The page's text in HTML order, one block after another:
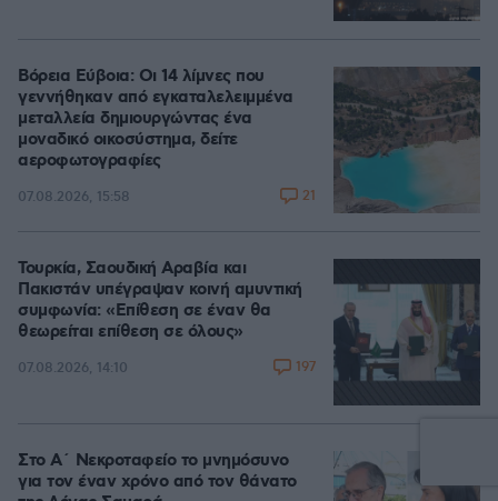
Βόρεια Εύβοια: Οι 14 λίμνες που
γεννήθηκαν από εγκαταλελειμμένα
μεταλλεία δημιουργώντας ένα
μοναδικό οικοσύστημα, δείτε
αεροφωτογραφίες
07.08.2026, 15:58 21
Τουρκία, Σαουδική Αραβία και
Πακιστάν υπέγραψαν κοινή αμυντική
συμφωνία: «Επίθεση σε έναν θα
θεωρείται επίθεση σε όλους»
07.08.2026, 14:10 197
Στο Α΄ Νεκροταφείο το μνημόσυνο
για τον έναν χρόνο από τον θάνατο